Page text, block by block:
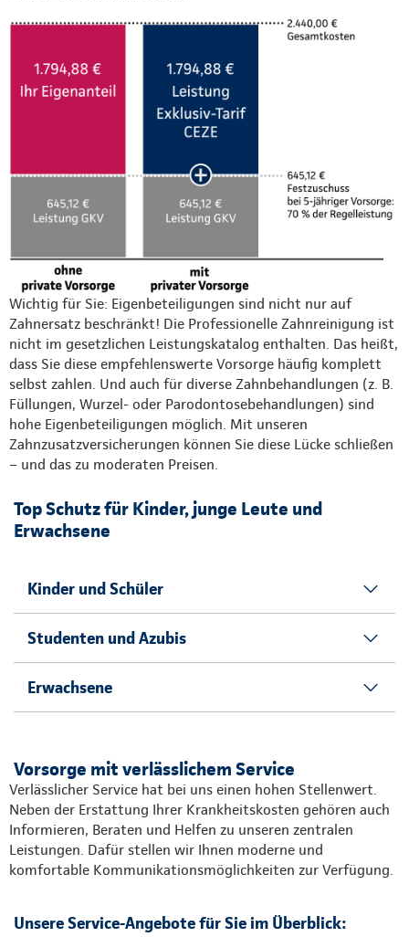
Wichtig für Sie: Eigenbeteiligungen sind nicht nur auf
Zahnersatz beschränkt! Die Professionelle Zahnreinigung ist
nicht im gesetzlichen Leistungskatalog enthalten. Das heißt,
dass Sie diese empfehlenswerte Vorsorge häufig komplett
selbst zahlen. Und auch für diverse Zahnbehandlungen (z. B.
Füllungen, Wurzel- oder Parodontosebehandlungen) sind
hohe Eigenbeteiligungen möglich. Mit unseren
Zahnzusatzversicherungen können Sie diese Lücke schließen
– und das zu moderaten Preisen.
Top Schutz für Kinder, junge Leute und
Erwachsene
Kinder und Schüler
Studenten und Azubis
Erwachsene
Vorsorge mit verlässlichem Service
Verlässlicher Service hat bei uns einen hohen Stellenwert.
Neben der Erstattung Ihrer Krankheitskosten gehören auch
Informieren, Beraten und Helfen zu unseren zentralen
Leistungen. Dafür stellen wir Ihnen moderne und
komfortable Kommunikationsmöglichkeiten zur Verfügung.
Unsere Service-Angebote für Sie im Überblick: